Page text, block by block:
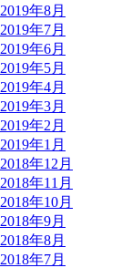
2019年8月
2019年7月
2019年6月
2019年5月
2019年4月
2019年3月
2019年2月
2019年1月
2018年12月
2018年11月
2018年10月
2018年9月
2018年8月
2018年7月